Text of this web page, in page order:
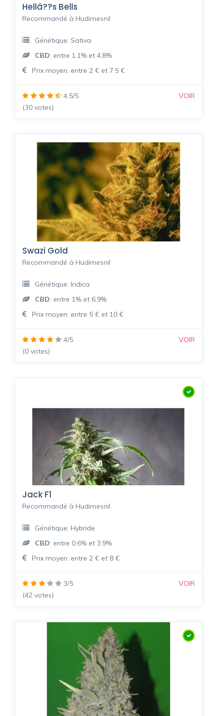
Hellâ??s Bells
Recommandé à Hudimesnil
Génétique: Sativa
CBD: entre 1.1% et 4.8%
Prix moyen: entre 2 € et 7.5 €
4.5/5
(30 votes)
VOIR
Swazi Gold
Recommandé à Hudimesnil
Génétique: Indica
CBD: entre 1% et 6.9%
Prix moyen: entre 5 € et 10 €
4/5
(0 votes)
VOIR
Jack F1
Recommandé à Hudimesnil
Génétique: Hybride
CBD: entre 0.6% et 3.9%
Prix moyen: entre 2 € et 8 €
3/5
(42 votes)
VOIR